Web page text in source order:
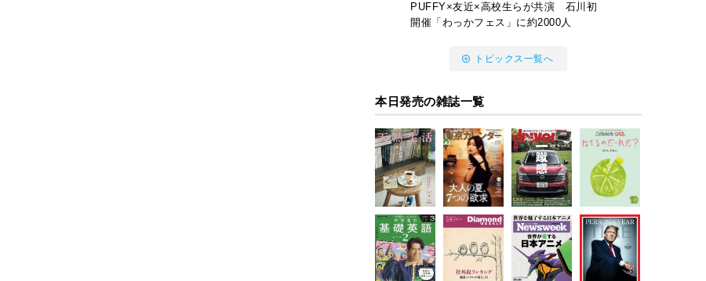
PUFFY×友近×高校生らが共演 石川初
開催「わっかフェス」に約2000人
トピックス一覧へ
本日発売の雑誌一覧